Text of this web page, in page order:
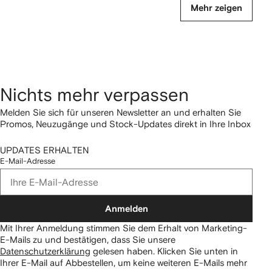
Mehr zeigen
Nichts mehr verpassen
Melden Sie sich für unseren Newsletter an und erhalten Sie
Promos, Neuzugänge und Stock-Updates direkt in Ihre Inbox
UPDATES ERHALTEN
E-Mail-Adresse
Anmelden
Mit Ihrer Anmeldung stimmen Sie dem Erhalt von Marketing-
E-Mails zu und bestätigen, dass Sie unsere
Datenschutzerklärung gelesen haben. Klicken Sie unten in
Ihrer E-Mail auf Abbestellen, um keine weiteren E-Mails mehr